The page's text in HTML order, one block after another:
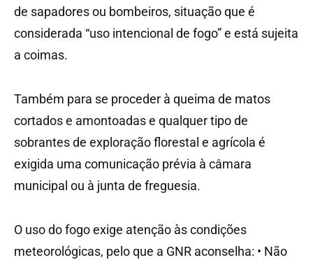
de sapadores ou bombeiros, situação que é
considerada “uso intencional de fogo” e está sujeita
a coimas.
Também para se proceder à queima de matos
cortados e amontoadas e qualquer tipo de
sobrantes de exploração florestal e agrícola é
exigida uma comunicação prévia à câmara
municipal ou à junta de freguesia.
O uso do fogo exige atenção às condições
meteorológicas, pelo que a GNR aconselha: • Não